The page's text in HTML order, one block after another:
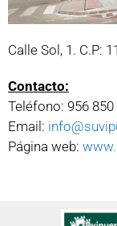
Calle Sol, 1. C.P:
Contacto:
Teléfono: 956
Email:
Página web: